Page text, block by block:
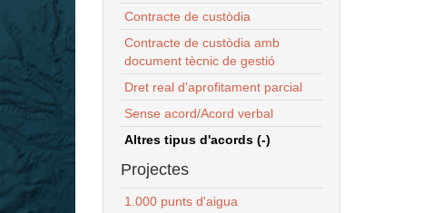
Contracte de custòdia
Contracte de custòdia amb
document tècnic de gestió
Dret real d'aprofitament parcial
Sense acord/Acord verbal
Altres tipus d'acords (-)
Projectes
1.000 punts d'aigua